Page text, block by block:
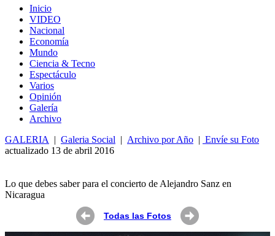
Inicio
VIDEO
Nacional
Economía
Mundo
Ciencia & Tecno
Espectáculo
Varios
Opinión
Galería
Archivo
GALERIA
| Galeria Social | Archivo por Año | Envíe su Foto
actualizado 13 de abril 2016
Lo que debes saber para el concierto de Alejandro Sanz en
Nicaragua
Todas las Fotos